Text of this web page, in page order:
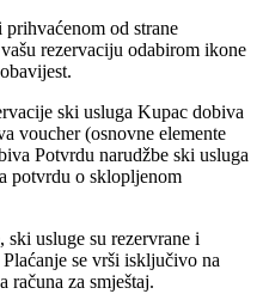
od strane
rezervaciju odabirom ikone
ski usluga Kupac dobiva
voucher (osnovne elemente
Potvrdu narudžbe ski usluga
potvrdu o sklopljenom
usluge su rezervrane i
se vrši isključivo na
računa za smještaj.